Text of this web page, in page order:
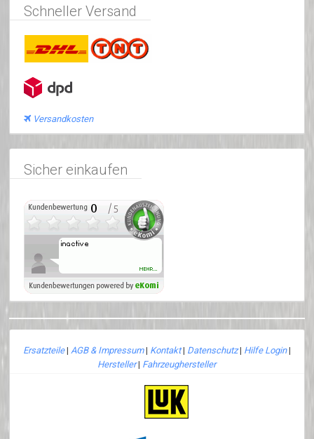
Schneller Versand
Versandkosten
Sicher einkaufen
Ersatzteile| AGB & Impressum| Kontakt| Datenschutz| Hilfe Login|
Hersteller| Fahrzeughersteller